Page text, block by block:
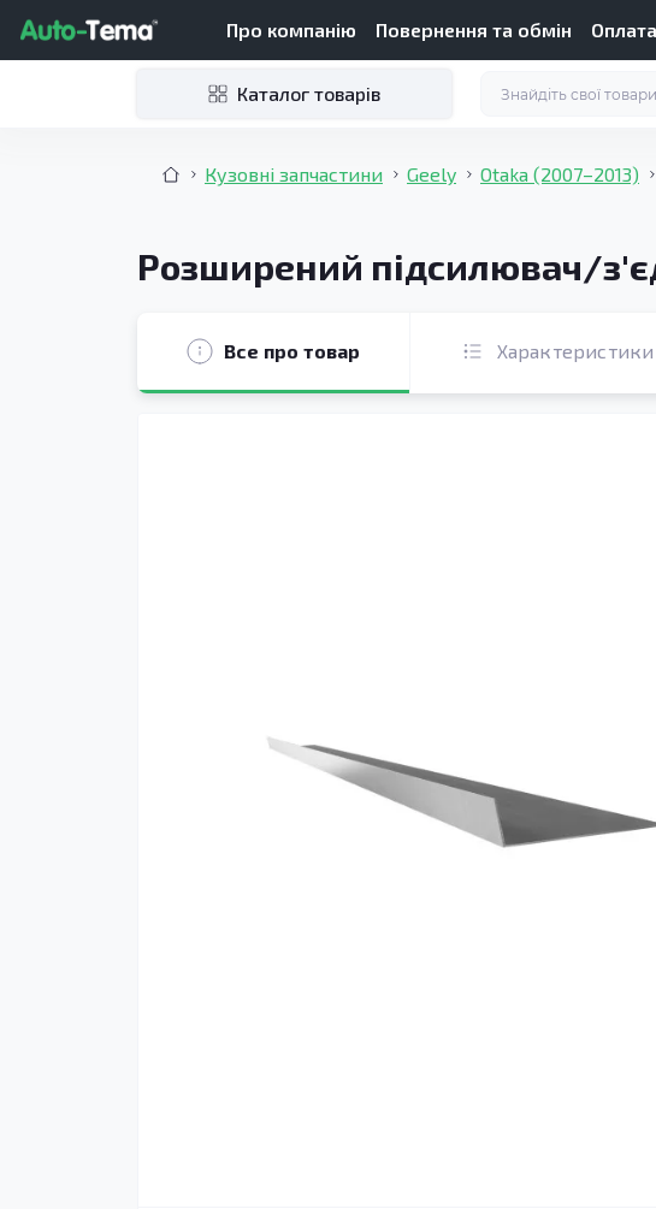
Про компанію Повернення та обмін
Каталог товарів
Кузовні запчастини Geely Otaka (2007–2013)
Розширений підсилювач/
Все про товар Характеристики